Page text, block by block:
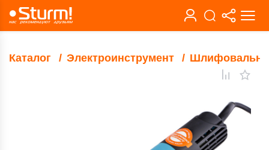
Каталог Электроинструмент